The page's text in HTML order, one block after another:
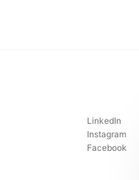
LinkedIn
Instagram
Facebook